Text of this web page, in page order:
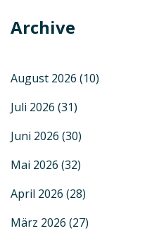
Archive
August 2026 (10)
Juli 2026 (31)
Juni 2026 (30)
Mai 2026 (32)
April 2026 (28)
März 2026 (27)